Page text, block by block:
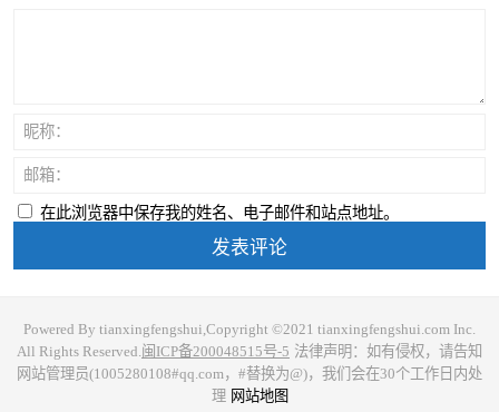
昵称：
邮箱：
在此浏览器中保存我的姓名、电子邮件和站点地址。
Powered By tianxingfengshui,Copyright ©2021 tianxingfengshui.com Inc.
All Rights Reserved.闽ICP备200048515号-5 法律声明：如有侵权，请告知
网站管理员(1005280108#qq.com，#替换为@)，我们会在30个工作日内处
理 网站地图